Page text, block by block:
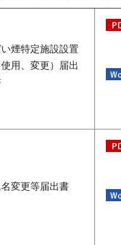
煙特定施設設置
使用、変更）届出
名変更等届出書